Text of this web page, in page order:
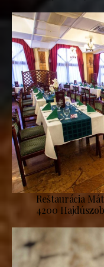
Reštaurácia
4200